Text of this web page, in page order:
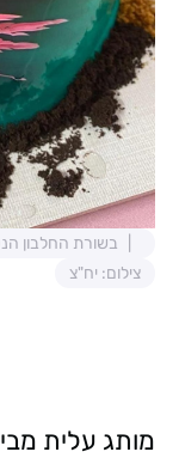
בשורת החלבון
צילום: יח"צ
מותג עלית